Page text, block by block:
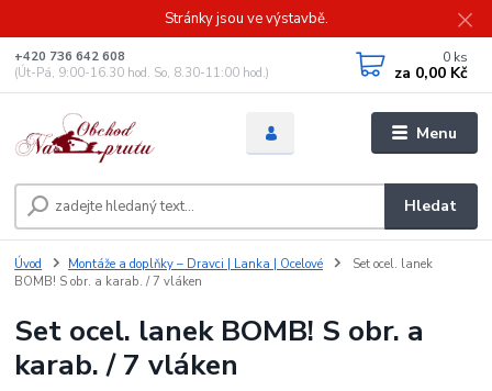
Stránky jsou ve výstavbě.
Menu
Hledat
+420 736 642 608
(Út-Pá, 9:00-16.30 hod. So, 8.30-11:00 hod.)
0 ks
za 0,00 Kč
Úvod Montáže a doplňky – Dravci | Lanka | Ocelové
Set ocel. lanek
BOMB! S obr. a karab. / 7 vláken
Set ocel. lanek BOMB! S obr. a
karab. / 7 vláken